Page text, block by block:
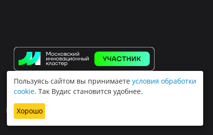
Политика обработки персональных данных
Пользуясь сайтом вы принимаете условия обработки
cookie. Так Вудис становится удобнее.
Хорошо